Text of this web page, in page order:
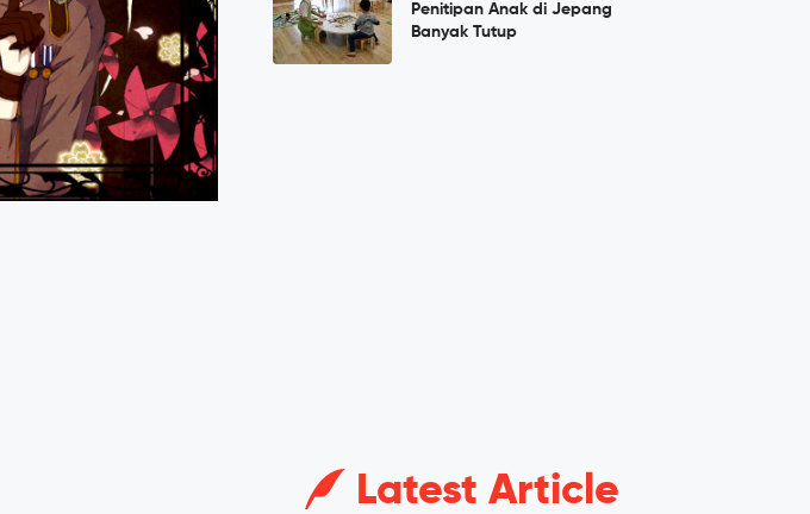
Penitipan Anak di Jepang
Banyak Tutup
Latest Article